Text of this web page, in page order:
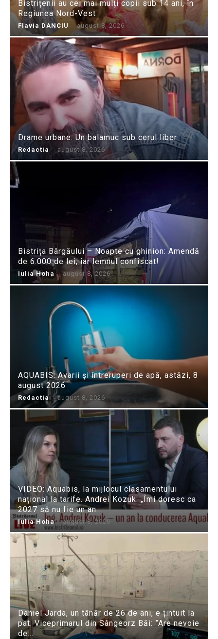
Bistrițenii au cei mai mulți copii sub 14 ani, în
Regiunea Nord-Vest
Flavia DANCIU - august 8, 2026
Drame urbane: Un balamuc sub cerul liber
Redactia - august 8, 2026
Bistrița Bârgăului – Noapte cu ghinion: Amendă
de 6.000 de lei, iar lemnul confiscat!
Iulia Hoha - august 8, 2026
AQUABIS: Avarii și întreruperi de apă, astăzi, 8
august 2026
Redactia - august 8, 2026
VIDEO: Aquabis, la mijlocul clasamentului
național la tarife. Andrei Kozuk: „Îmi doresc ca
2027 să nu fie un an...
Iulia Hoha - august 8, 2026
Daniel Jarda, un tânăr de 26 de ani, e țintuit la
pat. Viceprimarul din Sângeorz Băi: ”Are nevoie
de...